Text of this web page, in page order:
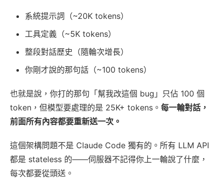
系統提示詞（~20K tokens）
工具定義（~5K tokens）
整段對話歷史（隨輪次增長）
你剛才說的那句話（~100 tokens）
也就是說，你打的那句「幫我改這個 bug」只佔 100 個
token，但模型要處理的是 25K+ tokens。 每一輪對話，
前面所有內容都要重新送一次。
這個架構問題不是 Claude Code 獨有的。所有 LLM API
都是 stateless 的——伺服器不記得你上一輪說了什麼，
每次都要從頭送。